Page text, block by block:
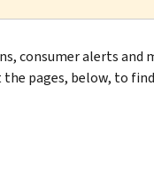
consumer alerts and
the pages, below, to